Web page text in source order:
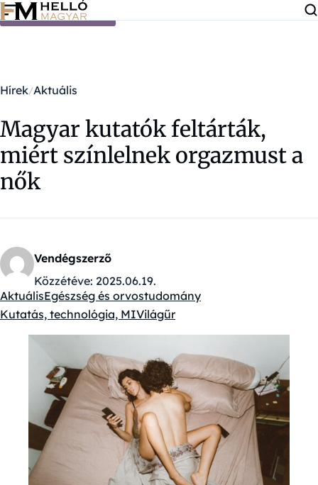
Ugrás a tartalomra
Hírek Aktuális
Magyar kutatók feltárták,
miért színlelnek orgazmust a
nők
Vendégszerző
Közzétéve: 2025.06.19.
Kategóriák:
AktuálisEgészség és orvostudomány
Kutatás, technológia, MIVilágűr